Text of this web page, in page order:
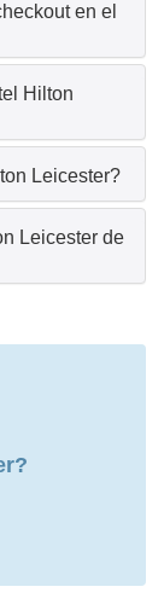
en el
Hilton
Leicester?
Leicester de